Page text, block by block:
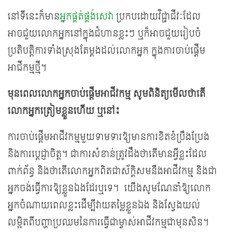
នៅទីនេះក៏មានអ្នកផ្គត់ផ្គង់សេវាប្រកបដោយ​វិជ្ជាជីវៈ​ដែល
អាចជួយលោកអ្នកនៅ​ក្នុង​ជំហានខ្លះៗ ឬក៏អាចជួយរៀបចំ
ប្រតិបត្តិការទាំងស្រុងតែម្តងដល់លោកអ្នក ក្នុងការចាប់ផ្តើម
អាជីកម្មថ្មី។
មុនពេលលោកអ្នកចាប់ផ្តើមអាជីវកម្ម សូមពិនិត្យមើលថាតើ
លោកអ្នកត្រៀមខ្លួនហើយឬនៅ៖
ការចាប់ផ្តើមអាជីវកម្ម​មួយទាមទារឱ្យ​មាន​ការខិតខំប្រឹងប្រែង​
និងការប្តេជ្ញាចិត្ត។ ជាការសំខាន់ត្រូវ​ដឹងថាតើមានអ្វីខ្លះដែល​
ពាក់ព័ន្ធ​ និងថាតើលោកអ្នកពិតជាស័ក្តិសមនឹងអាជីវកម្ម និងជា
អ្នកចង់ធ្វើការឱ្យខ្លួនឯងដែរឬទេ។ យើងសូមណែនាំឱ្យលោក
អ្នកចំណាយពេលខ្លះ​ដើម្បីវាយតម្លៃខ្លួនឯង និងស្វែងយល់
លម្អិត​ពីបញ្ហាប្រឈមនៃការធ្វើជាម្ចាស់អាជីវកម្ម​ជាមុនសិន។